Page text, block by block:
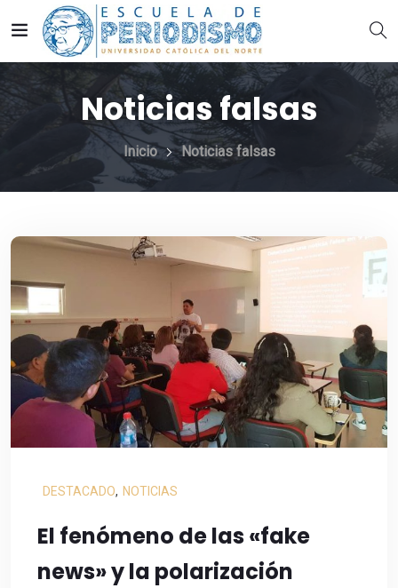
Noticias falsas
Inicio Noticias falsas
DESTACADO, NOTICIAS
El fenómeno de las «fake
news» y la polarización